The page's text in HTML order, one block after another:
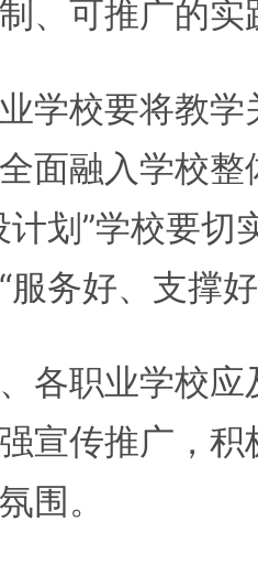
、可推广的实
校要将教学
面融入学校
计划”学校要切
服务好、支撑
职业学校应
宣传推广，
围。